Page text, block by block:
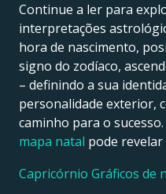
Continue a ler para
interpretações
hora de nascimento,
signo do zodíaco,
– definindo a sua
personalidade exterior,
caminho para o
mapa natal pode revelar
Capricórnio Gráficos de